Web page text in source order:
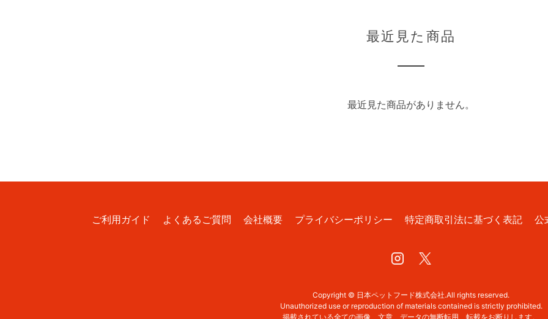
最近見た商品
最近見た商品がありません。
ご利用ガイド よくあるご質問 会社概要 プライバシーポリシー 特定商取引法に基づく表記 公
Instagram
Copyright © 日本ペットフード株式会社.All rights reserved.
Unauthorized use or reproduction of materials contained is strictly prohibited.
掲載されている全ての画像、文章、データの無断転用、転載をお断りします。